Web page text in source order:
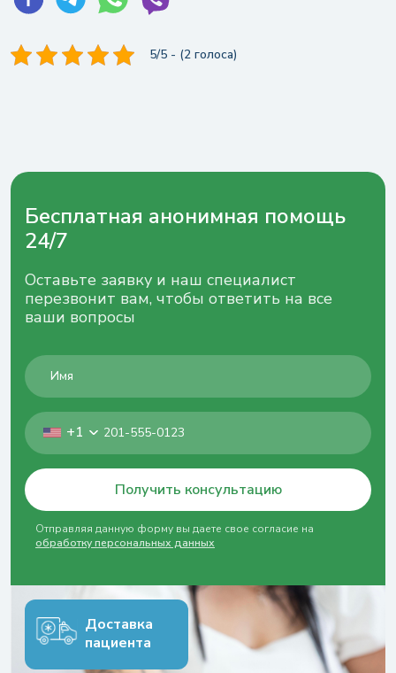
5/5 - (2 голоса)
Бесплатная анонимная помощь
24/7
Оставьте заявку и наш специалист
перезвонит вам, чтобы ответить на все
ваши вопросы
+1
Получить консультацию
Отправляя данную форму вы даете свое согласие на
обработку персональных данных
Доставка
пациента